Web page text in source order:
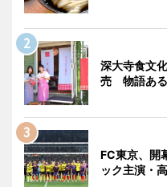
深大寺食文
売 物語ある
FC東京、開
ック主演・